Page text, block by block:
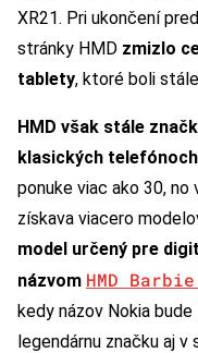
XR21. Pri ukončení
stránky HMD zmizlo
tablety, ktoré boli
HMD však stále
klasických telefónoch
ponuke viac ako 30,
získava viacero
model určený pre
názvom HMD
kedy názov Nokia
legendárnu značku aj